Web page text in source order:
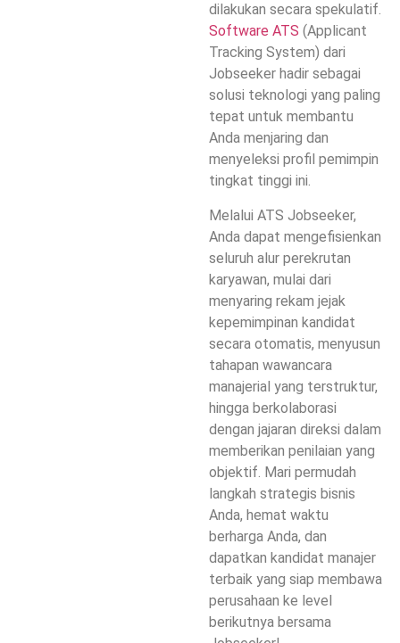
dilakukan secara spekulatif.
Software ATS (Applicant
Tracking System) dari
Jobseeker hadir sebagai
solusi teknologi yang paling
tepat untuk membantu
Anda menjaring dan
menyeleksi profil pemimpin
tingkat tinggi ini.
Melalui ATS Jobseeker,
Anda dapat mengefisienkan
seluruh alur perekrutan
karyawan, mulai dari
menyaring rekam jejak
kepemimpinan kandidat
secara otomatis, menyusun
tahapan wawancara
manajerial yang terstruktur,
hingga berkolaborasi
dengan jajaran direksi dalam
memberikan penilaian yang
objektif. Mari permudah
langkah strategis bisnis
Anda, hemat waktu
berharga Anda, dan
dapatkan kandidat manajer
terbaik yang siap membawa
perusahaan ke level
berikutnya bersama